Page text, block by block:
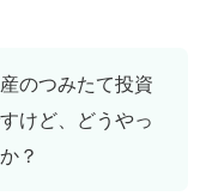
のつみたて投資
けど、どうやっ
？